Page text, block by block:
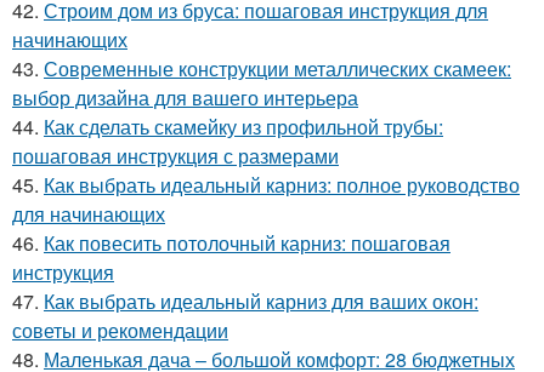
42. Строим дом из бруса: пошаговая инструкция для
начинающих
43. Современные конструкции металлических скамеек:
выбор дизайна для вашего интерьера
44. Как сделать скамейку из профильной трубы:
пошаговая инструкция с размерами
45. Как выбрать идеальный карниз: полное руководство
для начинающих
46. Как повесить потолочный карниз: пошаговая
инструкция
47. Как выбрать идеальный карниз для ваших окон:
советы и рекомендации
48. Маленькая дача – большой комфорт: 28 бюджетных